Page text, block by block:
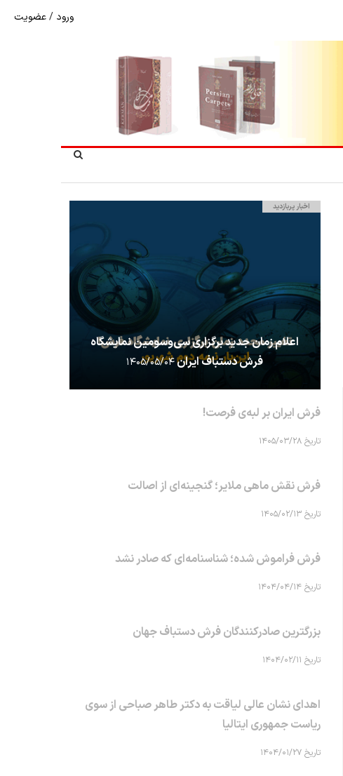
ورود /عضویت
اخبار پربازدید
اعلام زمان جدید برگزاری سی‌وسومین نمایشگاه
فرش دستباف ایران۱۴۰۵/۰۵/۰۴
فرش ایران بر لبه‌ی فرصت!
تاریخ ۱۴۰۵/۰۳/۲۸
فرش نقش ماهی‌ ملایر؛ گنجینه‌ای از اصالت
تاریخ ۱۴۰۵/۰۲/۱۳
فرش فراموش شده؛ شناسنامه‌ای که صادر نشد
تاریخ ۱۴۰۴/۰۴/۱۴
بزرگترین صادرکنندگان فرش دستباف جهان
تاریخ ۱۴۰۴/۰۲/۱۱
اهدای نشان عالی لیاقت به دکتر طاهر صباحی از سوی
ریاست جمهوری ایتالیا
تاریخ ۱۴۰۴/۰۱/۲۷